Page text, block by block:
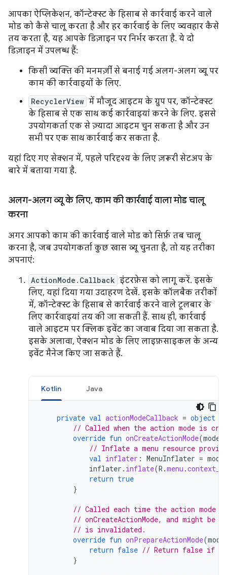
आपका ऐप्लिकेशन, कॉन्टेक्स्ट के हिसाब से कार्रवाई करने वाले
मोड को कैसे चालू करता है और हर कार्रवाई के लिए व्यवहार कैसे
तय करता है, यह आपके डिज़ाइन पर निर्भर करता है. ये दो
डिज़ाइन में उपलब्ध हैं:
किसी व्यक्ति की मनमर्ज़ी से बनाई गई अलग-अलग व्यू पर
काम की कार्रवाइयों के लिए.
RecyclerView में मौजूद आइटम के ग्रुप पर, कॉन्टेक्स्ट
के हिसाब से एक साथ कई कार्रवाइयां करने के लिए. इससे
उपयोगकर्ता एक से ज़्यादा आइटम चुन सकता है और उन
सभी पर एक साथ कार्रवाई कर सकता है.
यहां दिए गए सेक्शन में, पहले परिदृश्य के लिए ज़रूरी सेटअप के
बारे में बताया गया है.
अलग-अलग व्यू के लिए,काम की कार्रवाई वाला मोड चालू
करना
अगर आपको काम की कार्रवाई वाले मोड को सिर्फ़ तब चालू
करना है, जब उपयोगकर्ता कुछ खास व्यू चुनता है, तो यह तरीका
अपनाएं:
ActionMode.Callback इंटरफ़ेस को लागू करें. इसके
लिए, यहां दिया गया उदाहरण देखें. इसके कॉलबैक तरीकों
में, कॉन्टेक्स्ट के हिसाब से कार्रवाई करने वाले टूलबार के
लिए कार्रवाइयां तय की जा सकती हैं. साथ ही, कार्रवाई
वाले आइटम पर क्लिक इवेंट का जवाब दिया जा सकता है.
इसके अलावा, ऐक्शन मोड के लिए लाइफ़साइकल के अन्य
इवेंट मैनेज किए जा सकते हैं.
Kotlin Java
private val actionModeCallback = object
// Called when the action mode is
override fun onCreateActionMode(mode
// Inflate a menu resource
val inflater : MenuInflater = mode
inflater . inflate(R .menu .
return true
}
// Called each time the action mode
// onCreateActionMode, and might
// is invalidated.
override fun onPrepareActionMode(mode
return false // Return false if
}